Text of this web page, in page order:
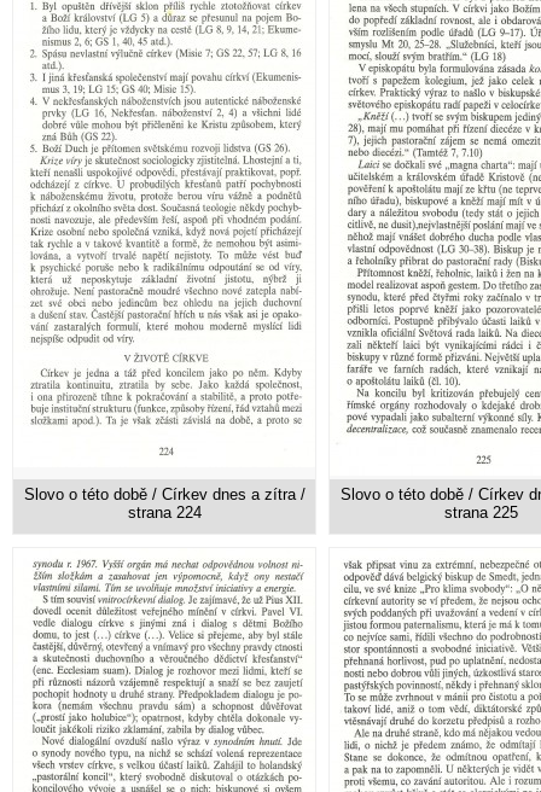
Slovo o této době / Církev dnes a zítra /
strana 224
Slovo o této době / Církev
strana 225